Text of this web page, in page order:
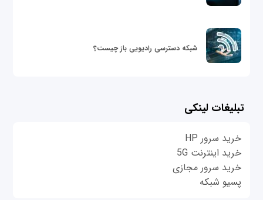
شبکه دسترسی رادیویی باز چیست؟
تبلیغات لینکی
خرید سرور HP
خرید اینترنت 5G
خرید سرور مجازی
پسیو شبکه